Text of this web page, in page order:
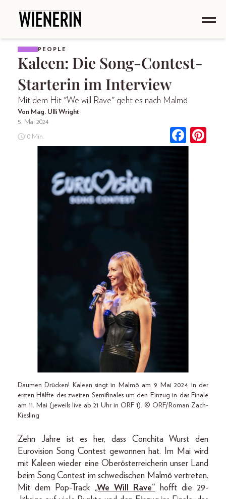
PEOPLE
Kaleen: Die Song-Contest-
Starterin im Interview
Mit dem Hit "We will Rave" geht es nach Malmö
Von Mag. Ulli Wright
5. Mai 2024
10 Min.
Daumen Drücken! Kaleen singt in Malmö am 9. Mai 2024 in der
ersten Hälfte des zweiten Semifinales um den Einzug in das Finale
am 11. Mai (jeweils live ab 21 Uhr in ORF 1). © ORF/Roman Zach-
Kiesling
Zehn Jahre ist es her, dass Conchita Wurst den
Eurovision Song Contest gewonnen hat. Im Mai wird
mit Kaleen wieder eine Oberösterreicherin unser Land
beim Song Contest im schwedischen Malmö vertreten.
Mit dem Pop-Track „We Will Rave“ hofft die 29-